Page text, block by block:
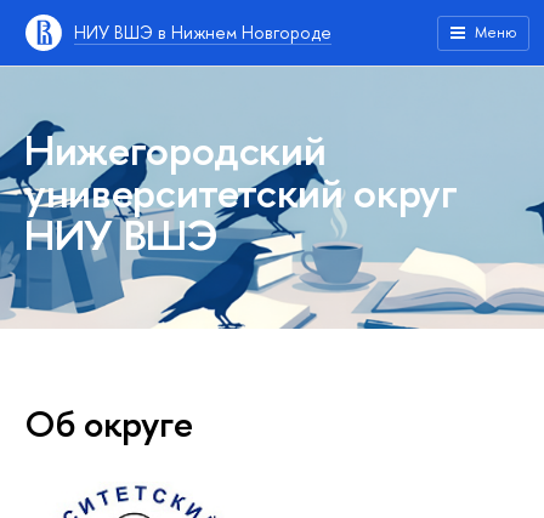
НИУ ВШЭ в Нижнем Новгороде Меню
Нижегородский
университетский округ
НИУ ВШЭ
Об округе